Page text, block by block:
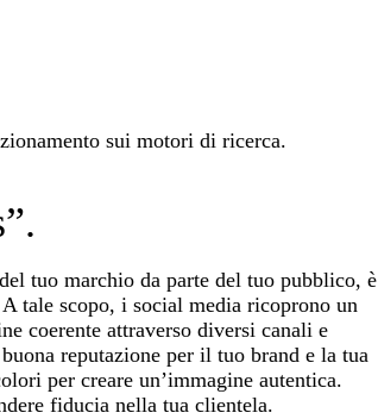
sui motori di ricerca.
tuo marchio da parte del tuo pubblico, è
tale scopo, i social media ricoprono un
coerente attraverso diversi canali e
reputazione per il tuo brand e la tua
per creare un’immagine autentica.
fiducia nella tua clientela.